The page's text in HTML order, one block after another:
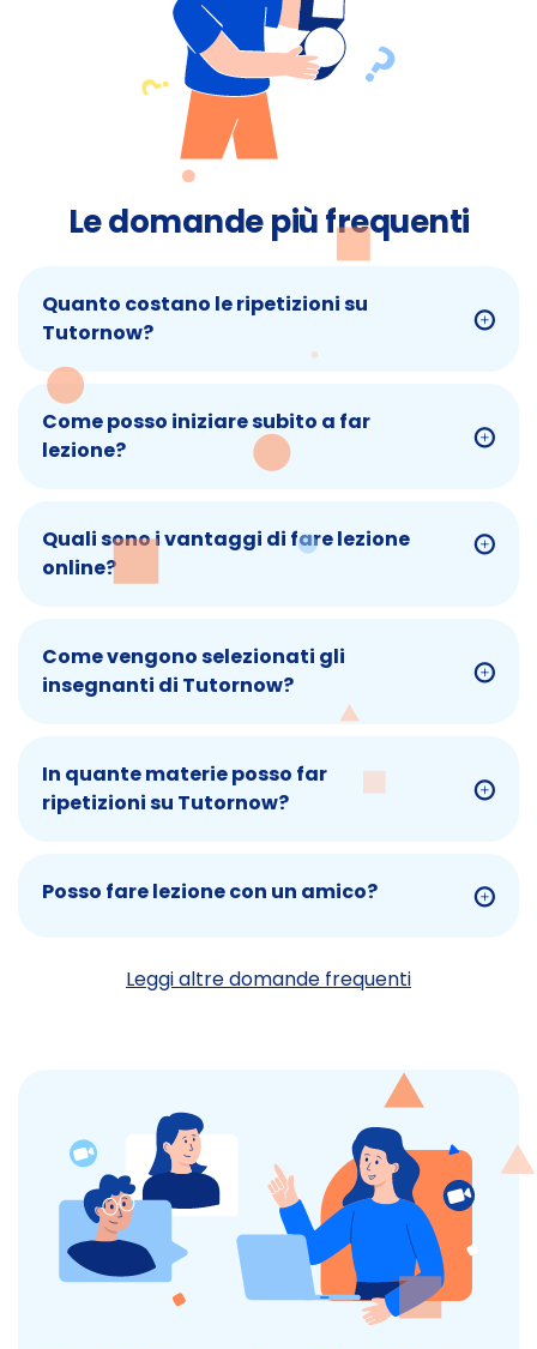
Le domande più frequenti
Quanto costano le ripetizioni su
Tutornow?
Come posso iniziare subito a far
lezione?
Quali sono i vantaggi di fare lezione
online?
Come vengono selezionati gli
insegnanti di Tutornow?
In quante materie posso far
ripetizioni su Tutornow?
Posso fare lezione con un amico?
Leggi altre domande frequenti